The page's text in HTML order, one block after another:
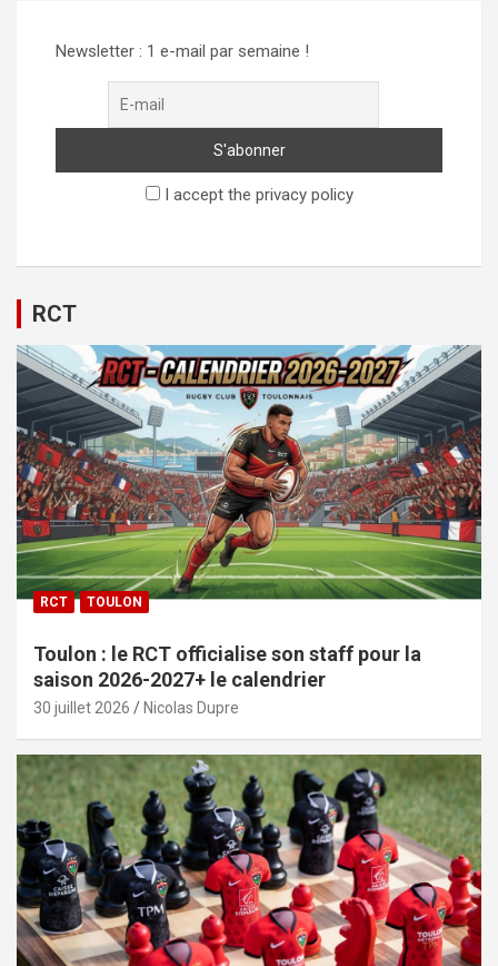
Newsletter : 1 e-mail par semaine !
I accept the privacy policy
RCT
RCT TOULON
Toulon : le RCT officialise son staff pour la
saison 2026-2027+ le calendrier
30 juillet 2026 Nicolas Dupre